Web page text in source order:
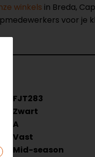
winkels in Breda,
voor je
FJT283
Zwart
A
Vast
Mid-season